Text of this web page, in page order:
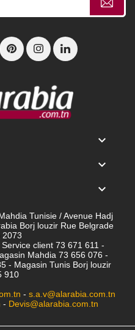



Tunisie / Avenue Hadj
Borj louzir Rue Belgrade
2073
client 73 671 611 -
Mahdia 73 656 076 -
- Magasin Tunis Borj louzir
910
- s.a.v@alarabia.com.tn
- Devis@alarabia.com.tn